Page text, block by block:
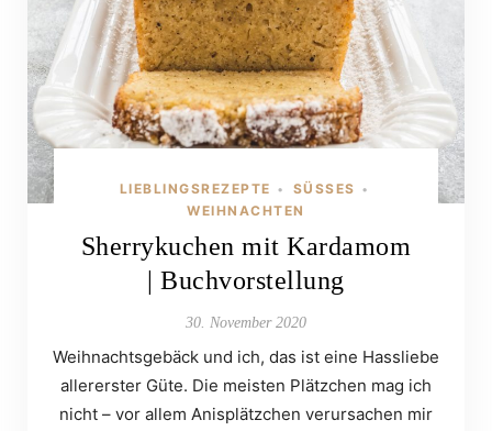
LIEBLINGSREZEPTE • SÜSSES •
WEIHNACHTEN
Sherrykuchen mit Kardamom
| Buchvorstellung
30. November 2020
Weihnachtsgebäck und ich, das ist eine Hassliebe
allererster Güte. Die meisten Plätzchen mag ich
nicht – vor allem Anisplätzchen verursachen mir